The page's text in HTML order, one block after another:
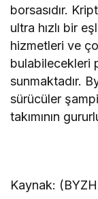
borsasıdır.
ultra hızlı bir
hizmetleri ve
bulabilecekleri
sunmaktadır.
sürücüler
takımının
Kaynak: